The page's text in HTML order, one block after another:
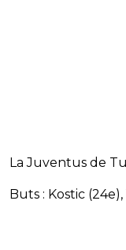
La Juventus de
Buts : Kostic